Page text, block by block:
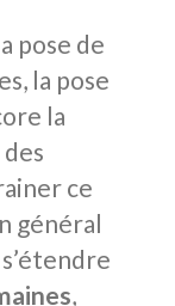
pose de
la pose
la
ce
général
,